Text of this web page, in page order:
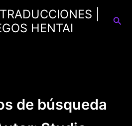
|
HENTAI
de búsqueda